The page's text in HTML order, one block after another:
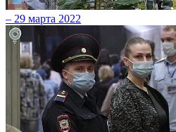
– 29 марта 2022